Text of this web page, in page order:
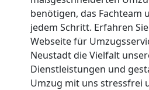
benötigen, das Fachteam
jedem Schritt. Erfahren
Webseite für
Neustadt die Vielfalt
Dienstleistungen und
Umzug mit uns stressfrei